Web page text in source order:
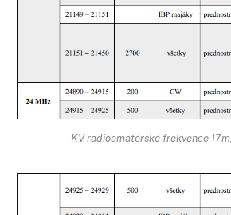
KV radioamatérské frekvence